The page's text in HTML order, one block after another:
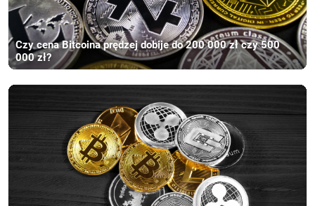
Czy cena Bitcoina prędzej dobije do 200 000 zł czy 500
000 zł?